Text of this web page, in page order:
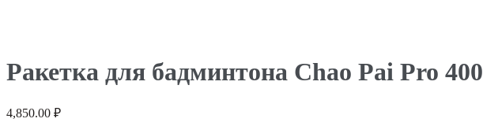
Ракетка для бадминтона Chao Pai Pro 400
4,850.00 ₽